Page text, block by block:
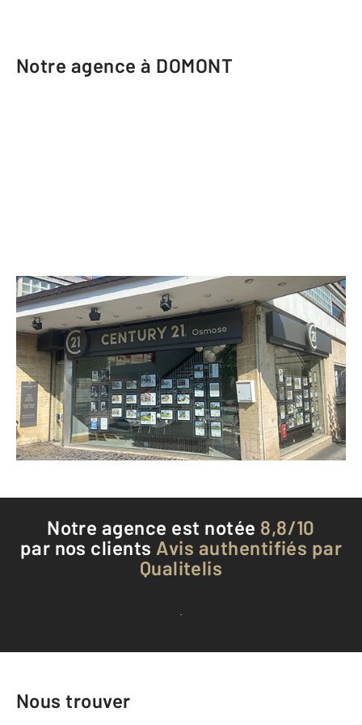
Notre agence à DOMONT
CENTURY 21 Osmose
17 bis avenue Jean Jaurès
DOMONT - 95330
Envoyer un message
Téléphoner à l'agence
Notre agence est notée 8,8/10
par nos clients Avis authentifiés par
Qualitelis
Voir tous les avis clients
Nous trouver